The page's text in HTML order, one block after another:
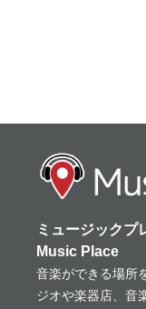
ミュージックプ
Music Place
音楽ができる場所
ジオや楽器店、音